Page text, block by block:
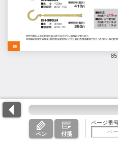
85
ペン 付箋
ページ番